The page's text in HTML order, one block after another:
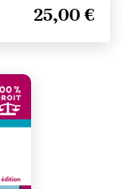
25,00 €